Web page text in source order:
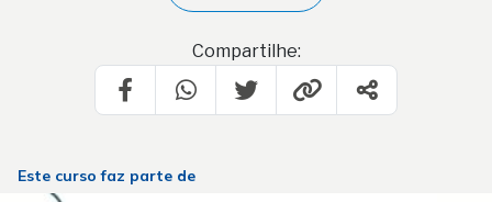
Compartilhe:
Este curso faz parte de